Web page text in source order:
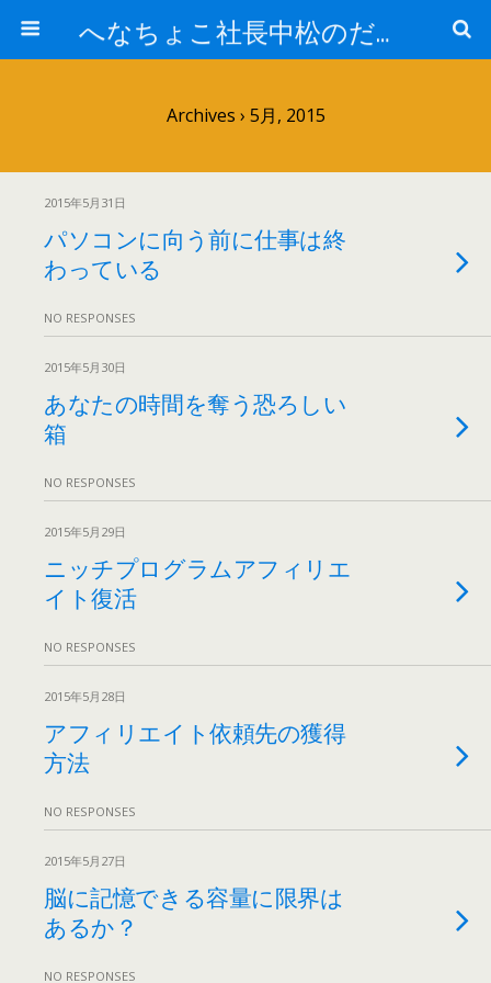
へなちょこ社長中松のだるだる日記
Archives › 5月, 2015
2015年5月31日
パソコンに向う前に仕事は終
わっている
NO RESPONSES
2015年5月30日
あなたの時間を奪う恐ろしい
箱
NO RESPONSES
2015年5月29日
ニッチプログラムアフィリエ
イト復活
NO RESPONSES
2015年5月28日
アフィリエイト依頼先の獲得
方法
NO RESPONSES
2015年5月27日
脳に記憶できる容量に限界は
あるか？
NO RESPONSES